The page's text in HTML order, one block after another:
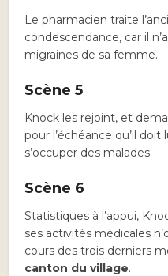
Le pharmacien traite
condescendance, car il
migraines de sa femme.
Scène 5
Knock les rejoint, et
pour l’échéance qu’il
s’occuper des malades.
Scène 6
Statistiques à l’appui,
ses activités médicales
cours des trois derniers
canton du village.